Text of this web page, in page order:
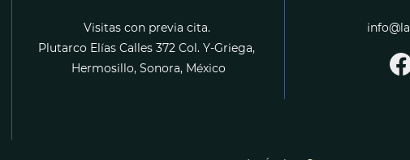
Visitas con previa cita.
Plutarco Elías Calles 372 Col. Y-Griega,
Hermosillo, Sonora, México